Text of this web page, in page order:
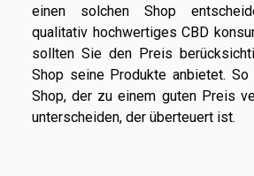
einen solchen Shop
qualitativ hochwertiges CBD
sollten Sie den Preis
Shop seine Produkte anbietet. So
Shop, der zu einem guten Preis
unterscheiden, der überteuert ist.